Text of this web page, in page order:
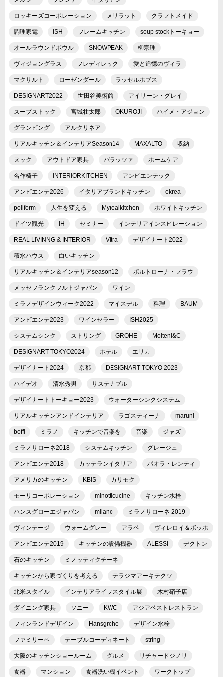
ロッキーズコーポレーション メリラット クラフトメイド
調理家電 ISH フレームキッチン soup stockトーキョー
オールラウンドボウル SNOWPEAK 柳宗理
ヴィジョングラス フレディレック 愛と追憶のヴィラ
マクサルト ローゼンダール ラッセルホブス
DESIGNART2022 世田谷美術館 アイリーン・グレイ
スープストック 宮城壮太郎 OKUROJI ハイメ・アジョン
グランピング アルクリネア
リアルキッチン＆インテリアSeason14 MAXALTO 収納
ヌック アウトドア家具 バラッツァ ホームケア
名作椅子 INTERIORKITCHEN アンビエンテック
アンビエンテ2026 イタリアブランドキッチン ekrea
poliform 人生を変える Myrealkitchen ホワイトキッチン
ドイツ観光 IH セミナー インテリアインスピレーション
REAL LIVINNG & INTERIOR Vitra デザイナート2022
積水ハウス 白いキッチン
リアルキッチン＆インテリアseason12 ポルトローナ・フラウ
メッセフランクフルトジャパン ワイン
ミラノデザインウィーク2022 マイスデル 料理 BAUM
アンビエンテ2023 ワインセラー ISH2025
システムシンク ストリング GROHE Molteni&C
DESIGNART TOKYO2024 ホテル エリカ
デザイナート2024 京都 DESIGNART TOKYO 2023
ハイデオ 清水秀男 サステナブル
デザイナートトーキョー2023 ウォーターシンクシステム
リアルキッチンアンドインテリア ラゴスティーナ maruni
boffi ミラノ キッチンで音楽を 音楽 ジャズ
ミラノサローネ2018 システムキッチン グレージュ
アンビエンテ2018 カッテランイタリア パオラ・レンティ
アメリカのキッチン KBIS カリモク
モーリコーポレーション minotticucine キッチン水栓
ハンスグローエジャパン milano ミラノサローネ 2019
ヴィンテージ ウォームグレー アラペ ヴィレロイ＆ボッホ
アンビエンテ2019 キッチンの設備機器 ALESSI デクトン
石のキッチン ミノッティクチーネ
キッチンから家づくりを考える テラジマアーキテクツ
北米スタイル インテリアライフスタイル展 木村硝子店
ダイニング家具 ソニー KWC アジアベストレストラン
フィンランドデザイン Hansgrohe デザイン水栓
ファミリーベ テーブルコーディネート string
大阪のキッチンショールーム グルメ リチャードジノリ
食器 マンション 食器洗い機イベント ワークトップ